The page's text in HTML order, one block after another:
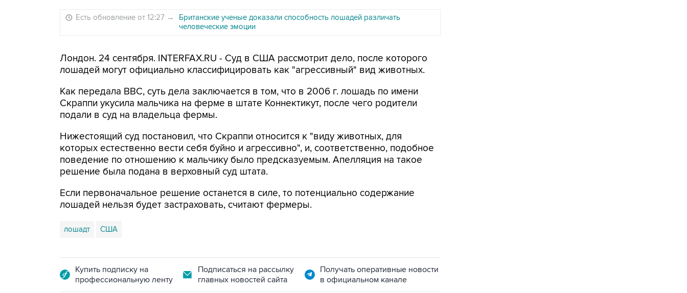
Есть обновление от 12:27 →
Британские ученые доказали способность лошадей различать
человеческие эмоции
Лондон. 24 сентября. INTERFAX.RU - Суд в США рассмотрит дело, после которого
лошадей могут официально классифицировать как "агрессивный" вид животных.
Как передала BBC, суть дела заключается в том, что в 2006 г. лошадь по имени
Скраппи укусила мальчика на ферме в штате Коннектикут, после чего родители
подали в суд на владельца фермы.
Нижестоящий суд постановил, что Скраппи относится к "виду животных, для
которых естественно вести себя буйно и агрессивно", и, соответственно, подобное
поведение по отношению к мальчику было предсказуемым. Апелляция на такое
решение была подана в верховный суд штата.
Если первоначальное решение останется в силе, то потенциально содержание
лошадей нельзя будет застраховать, считают фермеры.
лошадт США
Купить подписку на
профессиональную ленту
Подписаться на рассылку
главных новостей сайта
Получать оперативные новости
в официальном канале